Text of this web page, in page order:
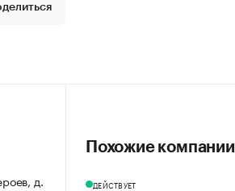
д.
Похожие компании
ДЕЙСТВУЕТ